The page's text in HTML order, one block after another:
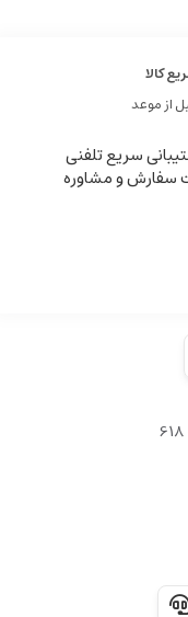
کالا
از موعد
سریع تلفنی
سفارش و مشاوره